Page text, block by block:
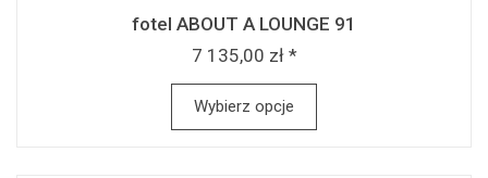
fotel ABOUT A LOUNGE 91
7 135,00 zł *
Wybierz opcje